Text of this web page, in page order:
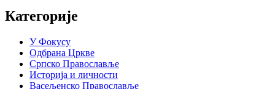
Категорије
У Фокусу
Одбрана Цркве
Српско Православље
Историја и личности
Васељенско Православље